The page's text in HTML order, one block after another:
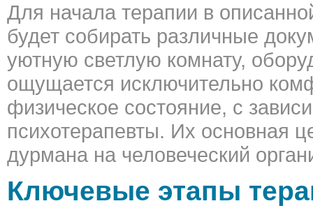
Для начала терапии в
будет собирать различные
уютную светлую комнату,
ощущается исключительно
физическое состояние, с
психотерапевты. Их основная
дурмана на человеческий
Ключевые этапы